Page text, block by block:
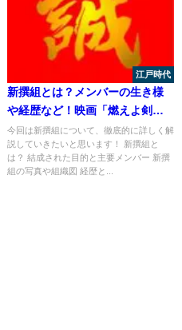
江戸時代
新撰組とは？メンバーの生き様
や経歴など！映画「燃えよ剣」
が2020年公開！
今回は新撰組について、徹底的に詳しく解
説していきたいと思います！ 新撰組と
は？ 結成された目的と主要メンバー 新撰
組の写真や組織図 経歴と...